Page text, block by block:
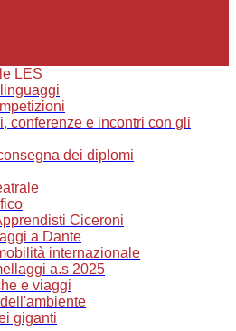
LES
conferenze e incontri con gli
dei diplomi
Ciceroni
a Dante
internazionale
a.s 2025
e viaggi
giganti